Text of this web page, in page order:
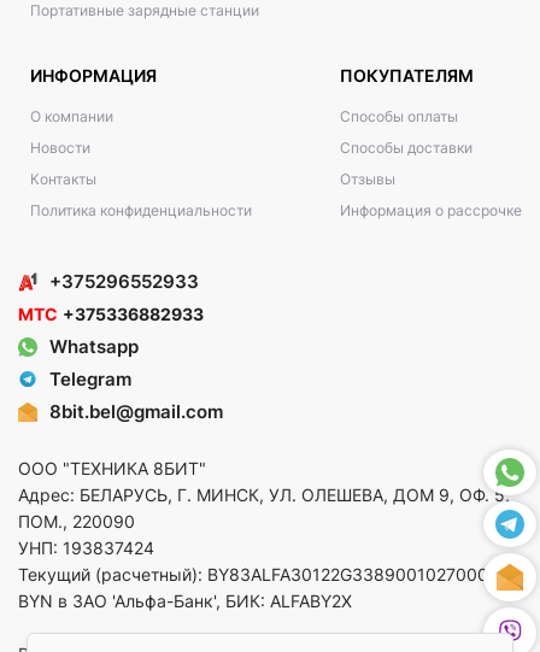
Портативные зарядные станции
ИНФОРМАЦИЯ
О компании
Новости
Контакты
Политика конфиденциальности
ПОКУПАТЕЛЯМ
Способы оплаты
Способы доставки
Отзывы
Информация о рассрочке
+375296552933
МТС +375336882933
Whatsapp
Telegram
8bit.bel@gmail.com
ООО "ТЕХНИКА 8БИТ"
Адрес: БЕЛАРУСЬ, Г. МИНСК, УЛ. ОЛЕШЕВА, ДОМ 9, ОФ. 5,
ПОМ., 220090
УНП: 193837424
Текущий (расчетный): BY83ALFA30122G33890010270000 в
BYN в ЗАО 'Альфа-Банк', БИК: ALFABY2X